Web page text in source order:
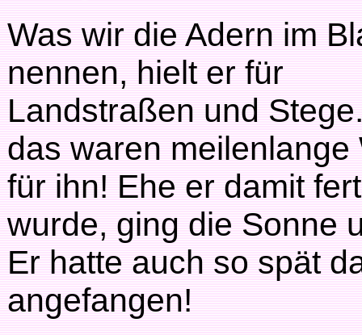
Was wir die Adern im
nennen, hielt er für
Landstraßen und
das waren meilenlange
für ihn! Ehe er damit
wurde, ging die Sonne
Er hatte auch so spät
angefangen!